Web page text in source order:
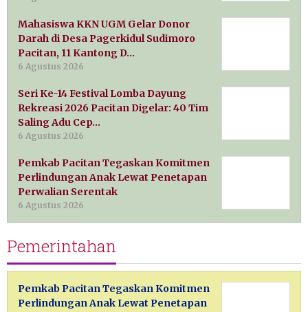
Mahasiswa KKN UGM Gelar Donor
Darah di Desa Pagerkidul Sudimoro
Pacitan, 11 Kantong D…
6 Agustus 2026
Seri Ke-14 Festival Lomba Dayung
Rekreasi 2026 Pacitan Digelar: 40 Tim
Saling Adu Cep…
6 Agustus 2026
Pemkab Pacitan Tegaskan Komitmen
Perlindungan Anak Lewat Penetapan
Perwalian Serentak
6 Agustus 2026
Pemerintahan
Pemkab Pacitan Tegaskan Komitmen
Perlindungan Anak Lewat Penetapan